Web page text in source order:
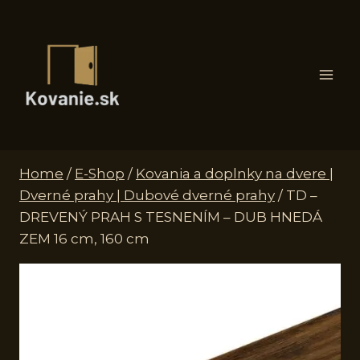
Home / E-Shop / Kovania a doplnky na dvere |
Dverné prahy | Dubové dverné prahy / TD –
DREVENÝ PRAH S TESNENÍM – DUB HNEDÁ
ZEM 16 cm, 160 cm